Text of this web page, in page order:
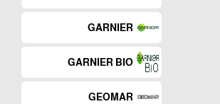
GARNIER
GARNIER BIO
GEOMAR